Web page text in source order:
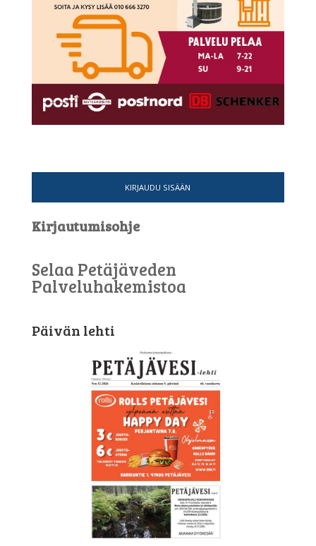
KIRJAUDU SISÄÄN
Kirjautumisohje
Selaa Petäjäveden
Palveluhakemistoa
Päivän lehti